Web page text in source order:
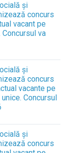
și
concurs
vacant pe
va
și
concurs
vacante pe
Concursul
și
concurs